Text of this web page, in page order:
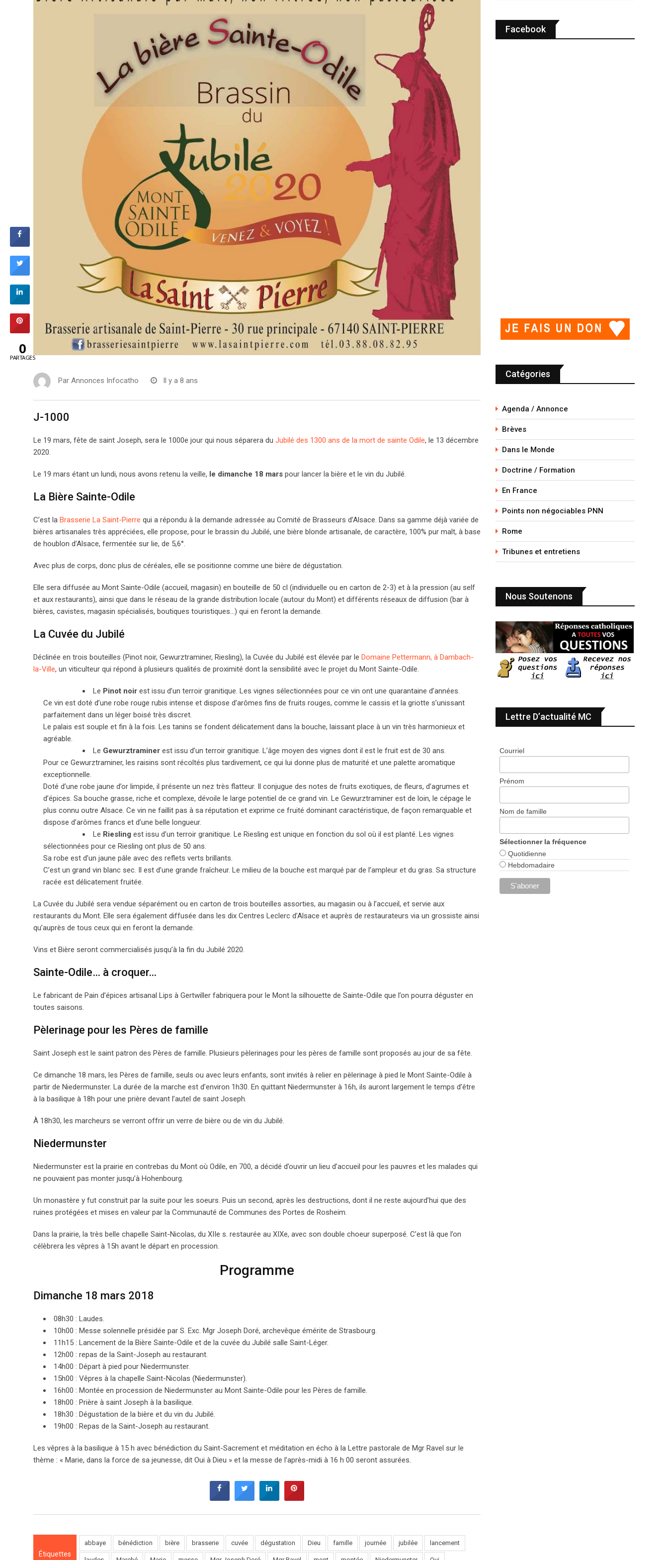
Par Annonces Infocatho Il y a 8 ans
J-1000
Le 19 mars, fête de saint Joseph, sera le 1000e jour qui nous séparera du Jubilé des 1300 ans de la mort de sainte Odile, le 13 décembre
2020.
Le 19 mars étant un lundi, nous avons retenu la veille, le dimanche 18 mars pour lancer la bière et le vin du Jubilé.
La Bière Sainte-Odile
C’est la Brasserie La Saint-Pierre qui a répondu à la demande adressée au Comité de Brasseurs d’Alsace. Dans sa gamme déjà variée de
bières artisanales très appréciées, elle propose, pour le brassin du Jubilé, une bière blonde artisanale, de caractère, 100% pur malt, à base
de houblon d’Alsace, fermentée sur lie, de 5,6°.
Avec plus de corps, donc plus de céréales, elle se positionne comme une bière de dégustation.
Elle sera diffusée au Mont Sainte-Odile (accueil, magasin) en bouteille de 50 cl (individuelle ou en carton de 2-3) et à la pression (au self
et aux restaurants), ainsi que dans le réseau de la grande distribution locale (autour du Mont) et différents réseaux de diffusion (bar à
bières, cavistes, magasin spécialisés, boutiques touristiques…) qui en feront la demande.
La Cuvée du Jubilé
Déclinée en trois bouteilles (Pinot noir, Gewurztraminer, Riesling), la Cuvée du Jubilé est élevée par le Domaine Pettermann, à Dambach-
la-Ville, un viticulteur qui répond à plusieurs qualités de proximité dont la sensibilité avec le projet du Mont Sainte-Odile.
Le Pinot noir est issu d’un terroir granitique. Les vignes sélectionnées pour ce vin ont une quarantaine d’années.
Ce vin est doté d’une robe rouge rubis intense et dispose d’arômes fins de fruits rouges, comme le cassis et la griotte s’unissant
parfaitement dans un léger boisé très discret.
Le palais est souple et fin à la fois. Les tanins se fondent délicatement dans la bouche, laissant place à un vin très harmonieux et
agréable.
Le Gewurztraminer est issu d’un terroir granitique. L’âge moyen des vignes dont il est le fruit est de 30 ans.
Pour ce Gewurztraminer, les raisins sont récoltés plus tardivement, ce qui lui donne plus de maturité et une palette aromatique
exceptionnelle.
Doté d’une robe jaune d’or limpide, il présente un nez très flatteur. Il conjugue des notes de fruits exotiques, de fleurs, d’agrumes et
d’épices. Sa bouche grasse, riche et complexe, dévoile le large potentiel de ce grand vin. Le Gewurztraminer est de loin, le cépage le
plus connu outre Alsace. Ce vin ne faillit pas à sa réputation et exprime ce fruité dominant caractéristique, de façon remarquable et
dispose d’arômes francs et d’une belle longueur.
Le Riesling est issu d’un terroir granitique. Le Riesling est unique en fonction du sol où il est planté. Les vignes
sélectionnées pour ce Riesling ont plus de 50 ans.
Sa robe est d’un jaune pâle avec des reflets verts brillants.
C’est un grand vin blanc sec. Il est d’une grande fraîcheur. Le milieu de la bouche est marqué par de l’ampleur et du gras. Sa structure
racée est délicatement fruitée.
La Cuvée du Jubilé sera vendue séparément ou en carton de trois bouteilles assorties, au magasin ou à l’accueil, et servie aux
restaurants du Mont. Elle sera également diffusée dans les dix Centres Leclerc d’Alsace et auprès de restaurateurs via un grossiste ainsi
qu’auprès de tous ceux qui en feront la demande.
Vins et Bière seront commercialisés jusqu’à la fin du Jubilé 2020.
Sainte-Odile… à croquer…
Le fabricant de Pain d’épices artisanal Lips à Gertwiller fabriquera pour le Mont la silhouette de Sainte-Odile que l’on pourra déguster en
toutes saisons.
Pèlerinage pour les Pères de famille
Saint Joseph est le saint patron des Pères de famille. Plusieurs pèlerinages pour les pères de famille sont proposés au jour de sa fête.
Ce dimanche 18 mars, les Pères de famille, seuls ou avec leurs enfants, sont invités à relier en pèlerinage à pied le Mont Sainte-Odile à
partir de Niedermunster. La durée de la marche est d’environ 1h30. En quittant Niedermunster à 16h, ils auront largement le temps d’être
à la basilique à 18h pour une prière devant l’autel de saint Joseph.
À 18h30, les marcheurs se verront offrir un verre de bière ou de vin du Jubilé.
Niedermunster
Niedermunster est la prairie en contrebas du Mont où Odile, en 700, a décidé d’ouvrir un lieu d’accueil pour les pauvres et les malades qui
ne pouvaient pas monter jusqu’à Hohenbourg.
Un monastère y fut construit par la suite pour les soeurs. Puis un second, après les destructions, dont il ne reste aujourd’hui que des
ruines protégées et mises en valeur par la Communauté de Communes des Portes de Rosheim.
Dans la prairie, la très belle chapelle Saint-Nicolas, du XIIe s. restaurée au XIXe, avec son double choeur superposé. C’est là que l’on
célèbrera les vêpres à 15h avant le départ en procession.
Programme
Dimanche 18 mars 2018
08h30 : Laudes.
10h00 : Messe solennelle présidée par S. Exc. Mgr Joseph Doré, archevêque émérite de Strasbourg.
11h15 : Lancement de la Bière Sainte-Odile et de la cuvée du Jubilé salle Saint-Léger.
12h00 : repas de la Saint-Joseph au restaurant.
14h00 : Départ à pied pour Niedermunster.
15h00 : Vêpres à la chapelle Saint-Nicolas (Niedermunster).
16h00 : Montée en procession de Niedermunster au Mont Sainte-Odile pour les Pères de famille.
18h00 : Prière à saint Joseph à la basilique.
18h30 : Dégustation de la bière et du vin du Jubilé.
19h00 : Repas de la Saint-Joseph au restaurant.
Les vêpres à la basilique à 15 h avec bénédiction du Saint-Sacrement et méditation en écho à la Lettre pastorale de Mgr Ravel sur le
thème : « Marie, dans la force de sa jeunesse, dit Oui à Dieu » et la messe de l’après-midi à 16 h 00 seront assurées.
Étiquettes
abbaye bénédiction bière brasserie cuvée dégustation Dieu famille journée jubilée lancement
Facebook
Catégories
Agenda / Annonce
Brèves
Dans le Monde
Doctrine / Formation
En France
Points non négociables PNN
Rome
Tribunes et entretiens
Nous Soutenons
Lettre D’actualité MC
Courriel
Prénom
Nom de famille
Sélectionner la fréquence
Quotidienne
Hebdomadaire
0
PARTAGES